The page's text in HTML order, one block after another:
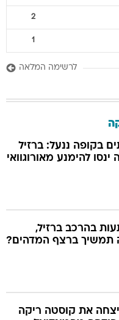
2
1
לרשימה המלאה
בקופה ננעל: ברזיל
ינסו להימנע מאורוגוואי
בהרכב ברזיל,
תמשיך ברצף המדהים?
את קוסטה ריקה